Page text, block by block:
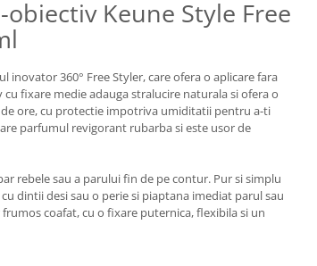
Keune Style Free
inovator 360° Free Styler, care ofera o aplicare fara
fixare medie adauga stralucire naturala si ofera o
ore, cu protectie impotriva umiditatii pentru a-ti
parfumul revigorant rubarba si este usor de
rebele sau a parului fin de pe contur. Pur si simplu
dintii desi sau o perie si piaptana imediat parul sau
coafat, cu o fixare puternica, flexibila si un